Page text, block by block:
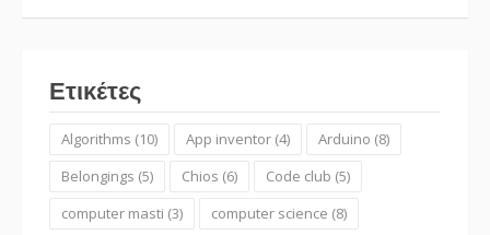
Ετικέτες
Algorithms (10) App inventor (4) Arduino (8)
Belongings (5) Chios (6) Code club (5)
computer masti (3) computer science (8)